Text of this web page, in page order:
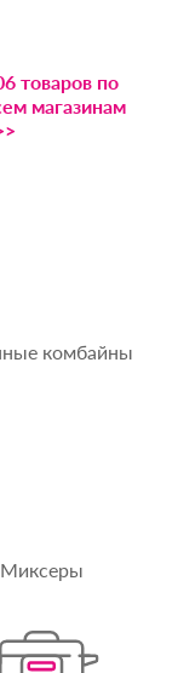
товаров по
магазинам
комбайны
Миксеры